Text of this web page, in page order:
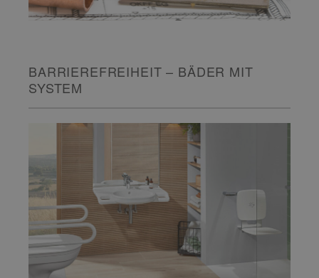
BARRIEREFREIHEIT – BÄDER MIT
SYSTEM